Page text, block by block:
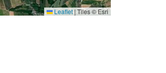
Leaflet | Tiles © Esri